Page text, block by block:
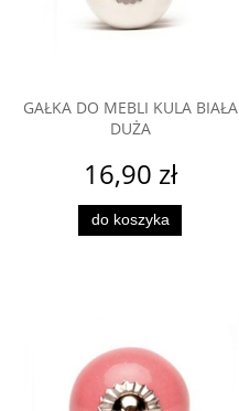
GAŁKA DO MEBLI KULA BIAŁA
DUŻA
16,90 zł
do koszyka